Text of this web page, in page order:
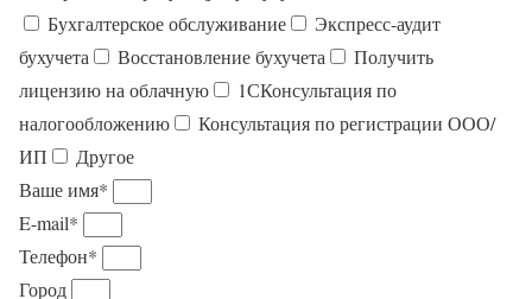
Бухгалтерское обслуживание
Экспресс-аудит
бухучета
Восстановление бухучета
Получить
лицензию на облачную
1СКонсультация по
налогообложению
Консультация по регистрации ООО/
ИП
Другое
Ваше имя*
E-mail*
Телефон*
Город